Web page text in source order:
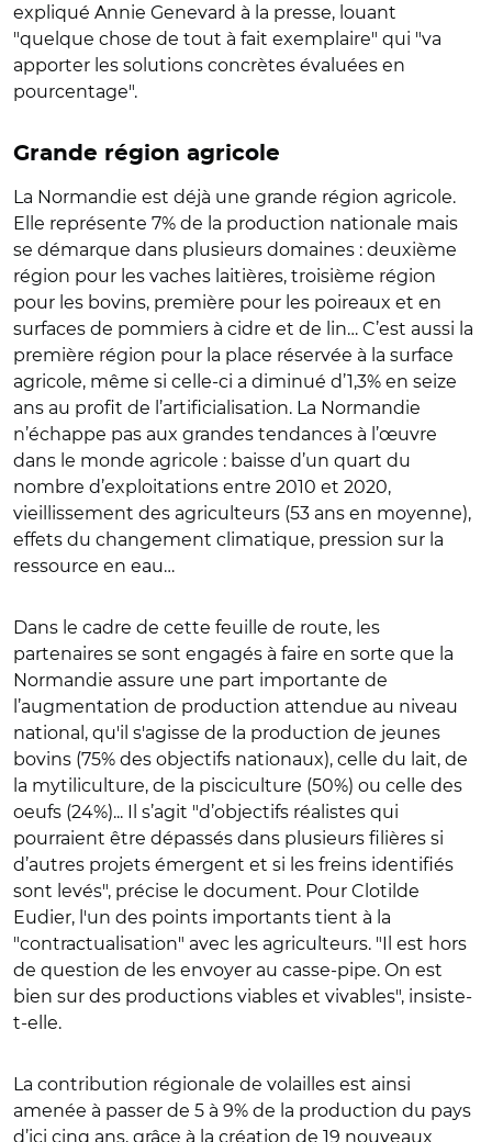
expliqué Annie Genevard à la presse, louant
"quelque chose de tout à fait exemplaire" qui "va
apporter les solutions concrètes évaluées en
pourcentage".
Grande région agricole
La Normandie est déjà une grande région agricole.
Elle représente 7% de la production nationale mais
se démarque dans plusieurs domaines : deuxième
région pour les vaches laitières, troisième région
pour les bovins, première pour les poireaux et en
surfaces de pommiers à cidre et de lin… C’est aussi la
première région pour la place réservée à la surface
agricole, même si celle-ci a diminué d’1,3% en seize
ans au profit de l’artificialisation. La Normandie
n’échappe pas aux grandes tendances à l’œuvre
dans le monde agricole : baisse d’un quart du
nombre d’exploitations entre 2010 et 2020,
vieillissement des agriculteurs (53 ans en moyenne),
effets du changement climatique, pression sur la
ressource en eau…
Dans le cadre de cette feuille de route, les
partenaires se sont engagés à faire en sorte que la
Normandie assure une part importante de
l’augmentation de production attendue au niveau
national, qu'il s'agisse de la production de jeunes
bovins (75% des objectifs nationaux), celle du lait, de
la mytiliculture, de la pisciculture (50%) ou celle des
oeufs (24%)... Il s’agit "d’objectifs réalistes qui
pourraient être dépassés dans plusieurs filières si
d’autres projets émergent et si les freins identifiés
sont levés", précise le document. Pour Clotilde
Eudier, l'un des points importants tient à la
"contractualisation" avec les agriculteurs. "Il est hors
de question de les envoyer au casse-pipe. On est
bien sur des productions viables et vivables", insiste-
t-elle.
La contribution régionale de volailles est ainsi
amenée à passer de 5 à 9% de la production du pays
d’ici cinq ans, grâce à la création de 19 nouveaux